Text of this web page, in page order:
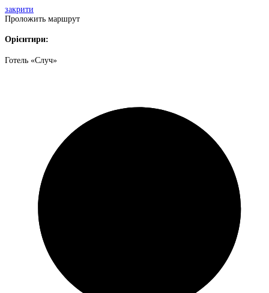
закрити
Проложить маршрут
Орієнтири:
Готель «Случ»